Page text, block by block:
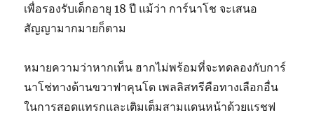
เพื่อรองรับเด็กอายุ 18 ปี แม้ว่า การ์นาโช จะเสนอ
สัญญามากมายก็ตาม
หมายความว่าหากเท็น ฮากไม่พร้อมที่จะทดลองกับการ์
นาโช่ทางด้านขวาฟาคุนโด เพลลิสทรีคือทางเลือกอื่น
ในการสอดแทรกและเติมเต็มสามแดนหน้าด้วยแรชฟ